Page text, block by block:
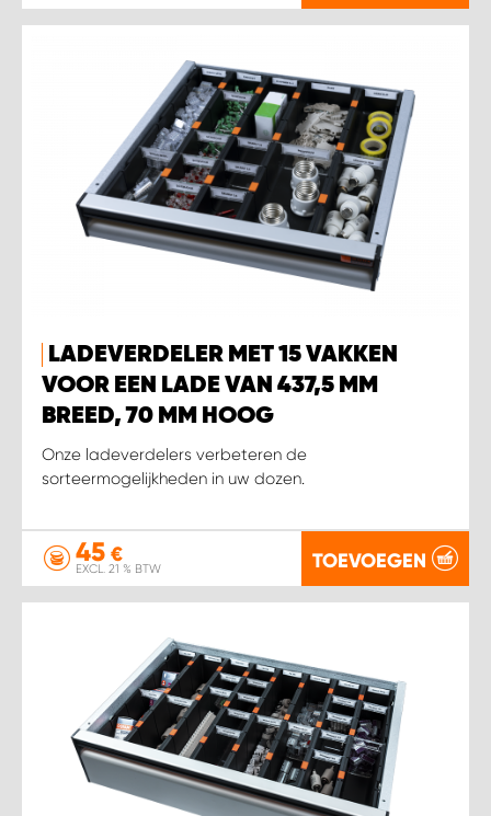
LADEVERDELER MET 15 VAKKEN
VOOR EEN LADE VAN 437,5 MM
BREED, 70 MM HOOG
Onze ladeverdelers verbeteren de
sorteermogelijkheden in uw dozen.
45 €
EXCL. 21 % BTW TOEVOEGEN